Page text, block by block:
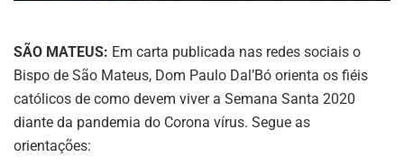
SÃO MATEUS: Em carta publicada nas redes sociais o
Bispo de São Mateus, Dom Paulo Dal’Bó orienta os fiéis
católicos de como devem viver a Semana Santa 2020
diante da pandemia do Corona vírus. Segue as
orientações: